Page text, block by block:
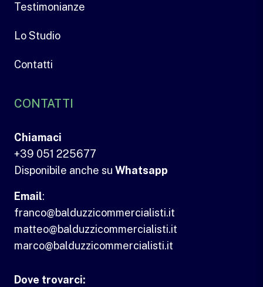
Testimonianze
Lo Studio
Contatti
CONTATTI
Chiamaci
+39 051 225677
Disponibile anche su Whatsapp
Email:
franco@balduzzicommercialisti.it
matteo@balduzzicommercialisti.it
marco@balduzzicommercialisti.it
Dove trovarci: